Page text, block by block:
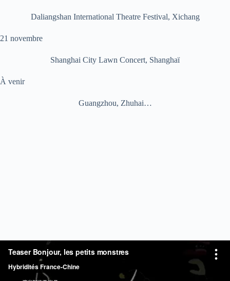
Daliangshan International Theatre Festival, Xichang
21 novembre
Shanghai City Lawn Concert, Shanghaï
À venir
Guangzhou, Zhuhai…